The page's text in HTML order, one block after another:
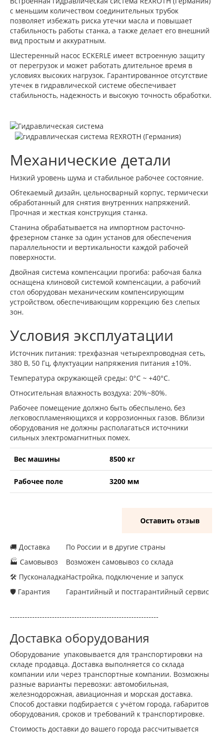
с меньшим количеством соединительных трубок
позволяет избежать риска утечки масла и повышает
стабильность работы станка, а также делает его внешний
вид простым и аккуратным.
Шестеренный насос ECKERLE имеет встроенную защиту
от перегрузок и может работать длительное время в
условиях высоких нагрузок. Гарантированное отсутствие
утечек в гидравлической системе обеспечивает
стабильность, надежность и высокую точность обработки.
Механические детали
Низкий уровень шума и стабильное рабочее состояние.
Обтекаемый дизайн, цельносварный корпус, термически
обработанный для снятия внутренних напряжений.
Прочная и жесткая конструкция станка.
Станина обрабатывается на импортном расточно-
фрезерном станке за один установ для обеспечения
параллельности и вертикальности каждой рабочей
поверхности.
Двойная система компенсации прогиба: рабочая балка
оснащена клиновой системой компенсации, а рабочий
стол оборудован механическим компенсирующим
устройством, обеспечивающим коррекцию без слепых
зон.
Условия эксплуатации
Источник питания: трехфазная четырехпроводная сеть,
380 В, 50 Гц, флуктуации напряжения питания ±10%.
Температура окружающей среды: 0°С ~ +40°С.
Относительная влажность воздуха: 20%~80%.
Рабочее помещение должно быть обеспылено, без
легковоспламеняющихся и коррозионных газов. Вблизи
оборудования не должны располагаться источники
сильных электромагнитных помех.
Вес машины 8500 кг
Рабочее поле 3200 мм
Оставить отзыв
🚚 Доставка
🏭 Самовывоз
🛠 Пусконаладка
🛡 Гарантия
По России и в другие страны
Возможен самовывоз со склада
Настройка, подключение и запуск
Гарантийный и постгарантийный сервис
------------------------------------------------------------
Доставка оборудования
Оборудование упаковывается для транспортировки на
складе продавца. Доставка выполняется со склада
компании или через транспортные компании. Возможны
разные варианты перевозки: автомобильная,
железнодорожная, авиационная и морская доставка.
Способ доставки подбирается с учётом города, габаритов
оборудования, сроков и требований к транспортировке.
Стоимость доставки до вашего города рассчитывается